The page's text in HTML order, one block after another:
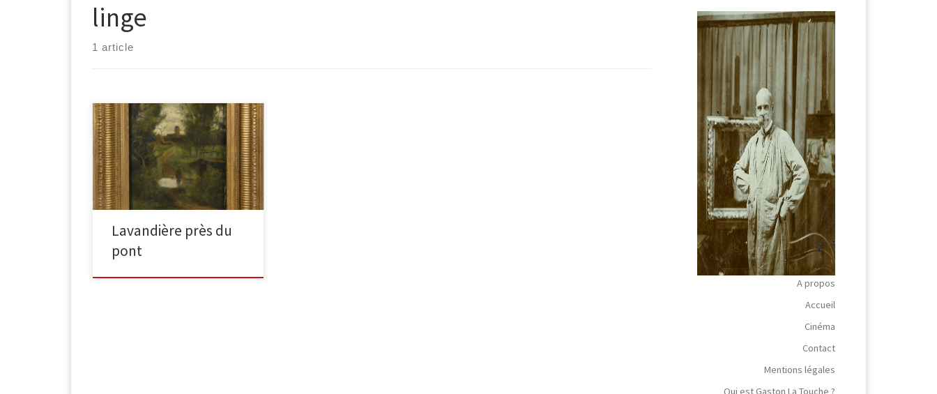
linge
1 article
Lavandière près du pont Huile sur
panneau, signée en bas à gauche,
située et datée 1891 en bas à
droite. […]
Lavandière près du
pont
A propos
Accueil
Cinéma
Contact
Mentions légales
Qui est Gaston La Touche ?